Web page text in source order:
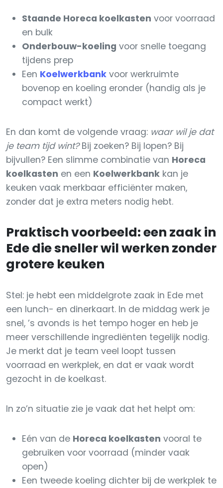
Staande Horeca koelkasten voor voorraad
en bulk
Onderbouw-koeling voor snelle toegang
tijdens prep
Een Koelwerkbank voor werkruimte
bovenop en koeling eronder (handig als je
compact werkt)
En dan komt de volgende vraag: waar wil je dat
je team tijd wint?Bij zoeken? Bij lopen? Bij
bijvullen? Een slimme combinatie van Horeca
koelkasten en een Koelwerkbank kan je
keuken vaak merkbaar efficiënter maken,
zonder dat je extra meters nodig hebt.
Praktisch voorbeeld: een zaak in
Ede die sneller wil werken zonder
grotere keuken
Stel: je hebt een middelgrote zaak in Ede met
een lunch- en dinerkaart. In de middag werk je
snel, ’s avonds is het tempo hoger en heb je
meer verschillende ingrediënten tegelijk nodig.
Je merkt dat je team veel loopt tussen
voorraad en werkplek, en dat er vaak wordt
gezocht in de koelkast.
In zo’n situatie zie je vaak dat het helpt om:
Eén van de Horeca koelkasten vooral te
gebruiken voor voorraad (minder vaak
open)
Een tweede koeling dichter bij de werkplek te